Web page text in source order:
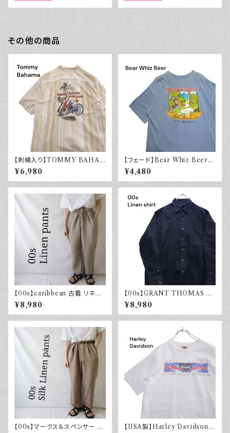
その他の商品
【刺繍入り】TOMMY BAHA
MA トミーバハマ オープンカラ
ーシャツ シルク100％ 開禁 古
着 アメカジ ストライプ
¥6,980
【フェード】Bear Whiz Beer
プリントTシャツ 両面プリント バ
ックプリント 古着 XL COMFO
RT COLORS コンフォートカラ
¥4,480
【00s】caribbean 古着 リネン
イージーパンツ ドローコード ワ
イドパンツ
¥8,980
【00s】GRANT THOMAS 古
着 長袖リネンシャツ ネイビー
アメカジ古着
¥8,980
【00s】マークス＆スペンサー M
【USA製】Harley Davidson